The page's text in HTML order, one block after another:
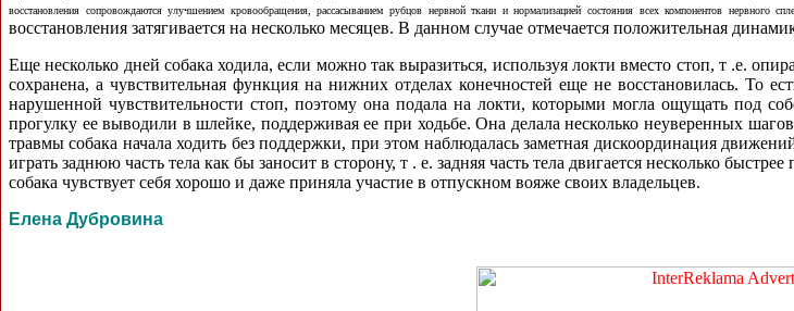
восстановления сопровождаются улучшением кровообращения, рассасыванием рубцов нервной ткани и нормализацией состояния всех компонентов
восстановления затягивается на несколько месяцев. В данном случае отмечается положительная
Еще несколько дней собака ходила, если можно так выразиться, используя локти вместо стоп, т .е.
сохранена, а чувствительная функция на нижних отделах конечностей еще не восстановилась. То
нарушенной чувствительности стоп, поэтому она подала на локти, которыми могла ощущать под
прогулку ее выводили в шлейке, поддерживая ее при ходьбе. Она делала несколько неуверенных
травмы собака начала ходить без поддержки, при этом наблюдалась заметная дискоординация
играть заднюю часть тела как бы заносит в сторону, т . е. задняя часть тела двигается несколько
собака чувствует себя хорошо и даже приняла участие в отпускном вояже своих владельцев.
Елена Дубровина